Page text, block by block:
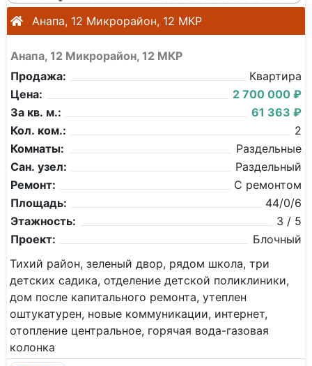
Анапа, 12 Микрорайон, 12 МКР
Анапа, 12 Микрорайон, 12 МКР
Продажа:
Квартира
Цена:
2 700 000 ₽
За кв. м.:
61 363 ₽
Кол. ком.:
2
Комнаты:
Раздельные
Сан. узел:
Раздельный
Ремонт:
С ремонтом
Площадь:
44/0/6
Этажность:
3 / 5
Проект:
Блочный
Тихий район, зеленый двор, рядом школа, три
детских садика, отделение детской поликлиники,
дом после капитального ремонта, утеплен
оштукатурен, новые коммуникации, интернет,
отопление центральное, горячая вода-газовая
колонка